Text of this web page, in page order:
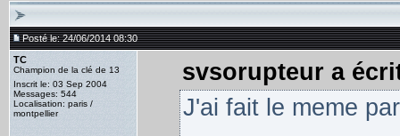
Posté le: 24/06/2014 08:30
TC
Champion de la clé de 13
Inscrit le: 03 Sep 2004
Messages: 544
Localisation: paris /
montpellier
svsorupteur a
J'ai fait le meme